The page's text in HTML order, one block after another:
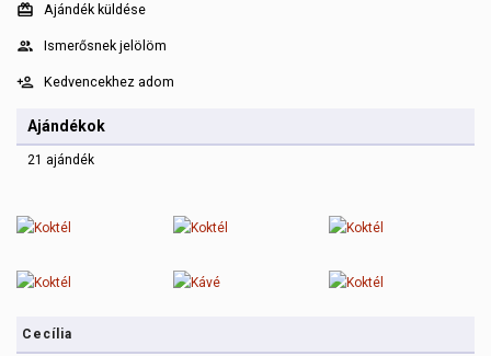
Ajándék küldése
Ismerősnek jelölöm
Kedvencekhez adom
Ajándékok
21 ajándék
Cecília